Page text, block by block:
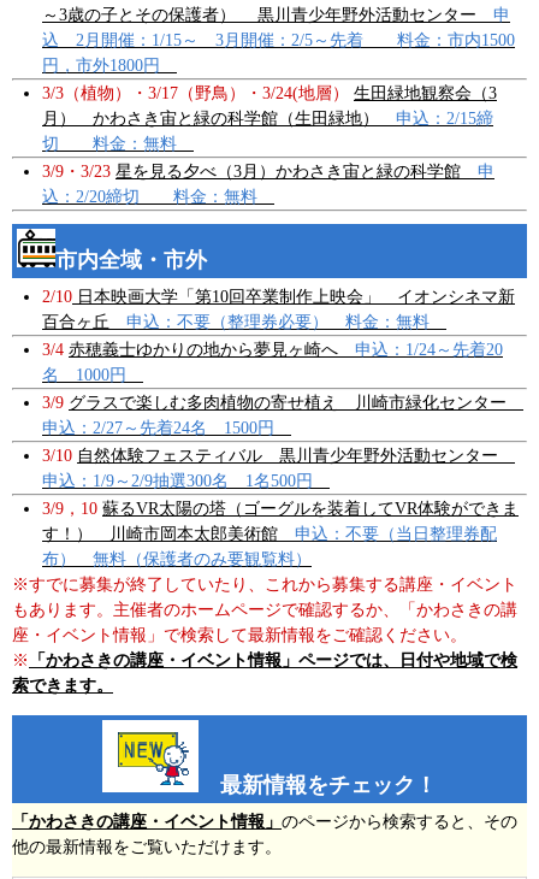
～3歳の子とその保護者） 黒川青少年野外活動センター 申
込 2月開催：1/15～ 3月開催：2/5～先着 料金：市内1500
円，市外1800円
3/3（植物）・3/17（野鳥）・3/24(地層）
生田緑地観察会（3
月） かわさき宙と緑の科学館（生田緑地）
申込：2/15締
切 料金：無料
3/9・3/23 星を見る夕べ（3月）かわさき宙と緑の科学館 申
込：2/20締切 料金：無料
市内全域・市外
2/10 日本映画大学「第10回卒業制作上映会」 イオンシネマ新
百合ヶ丘 申込：不要（整理券必要） 料金：無料
3/4 赤穂義士ゆかりの地から夢見ヶ崎へ 申込：1/24～先着20
名 1000円
3/9 グラスで楽しむ多肉植物の寄せ植え 川崎市緑化センター
申込：2/27～先着24名 1500円
3/10 自然体験フェスティバル 黒川青少年野外活動センター
申込：1/9～2/9抽選300名 1名500円
3/9，10 蘇るVR太陽の塔（ゴーグルを装着してVR体験ができま
す！） 川崎市岡本太郎美術館 申込：不要（当日整理券配
布） 無料（保護者のみ要観覧料）
※すでに募集が終了していたり、これから募集する講座・イベント
もあります。主催者のホームページで確認するか、「かわさきの講
座・イベント情報」で検索して最新情報をご確認ください。
※
「かわさきの講座・イベント情報」ページでは、日付や地域で検
索できます。
最新情報をチェック！
「かわさきの講座・イベント情報」 のページから検索すると、その
他の最新情報をご覧いただけます。